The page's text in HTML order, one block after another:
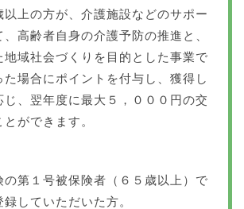
以上の方が、介護施設などのサポー
、高齢者自身の介護予防の推進と、
地域社会づくりを目的とした事業で
場合にポイントを付与し、獲得し
じ、翌年度に最大５，０００円の交
ができます。
の第１号被保険者（６５歳以上）で
していただいた方。